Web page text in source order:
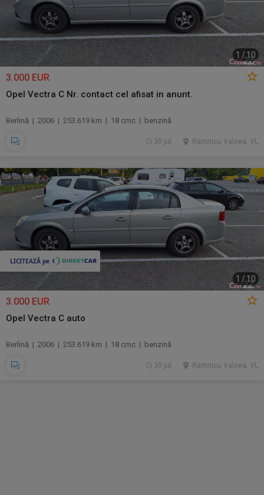
1 / 10
3.000 EUR
Opel Vectra C Nr. contact cel afisat in anunt.
Berlină | 2006 | 253.619 km | 18 cmc | benzină
Ramnicu Valcea, VL
30 jul.
1 / 10
3.000 EUR
Opel Vectra C auto
Berlină | 2006 | 253.619 km | 18 cmc | benzină
Ramnicu Valcea, VL
30 jul.